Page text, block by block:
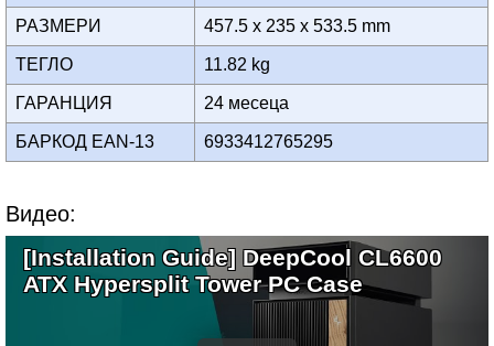
РАЗМЕРИ 457.5 x 235 x 533.5 mm
ТЕГЛО 11.82 kg
ГАРАНЦИЯ 24 месеца
БАРКОД EAN-13 6933412765295
Видео:
[Installation Guide] DeepCool CL6600
ATX Hypersplit Tower PC Case